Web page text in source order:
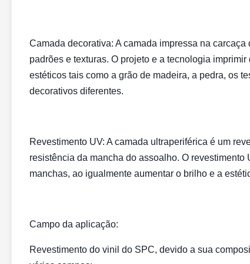
Camada decorativa: A camada impressa na
padrões e texturas. O projeto e a tecnologia
estéticos tais como a grão de madeira, a pedra, os
decorativos diferentes.
Revestimento UV: A camada ultraperiférica é um
resistência da mancha do assoalho. O
manchas, ao igualmente aumentar o brilho e a
Campo da aplicação:
Revestimento do vinil do SPC, devido a sua